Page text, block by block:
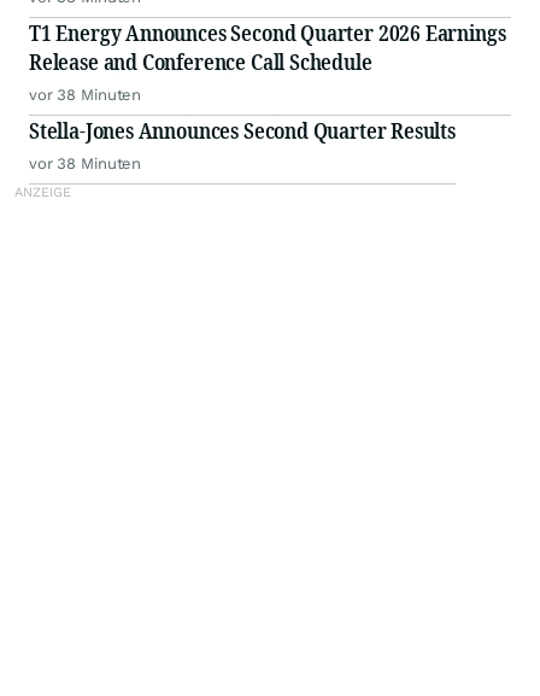
T1 Energy Announces Second Quarter 2026 Earnings
Release and Conference Call Schedule
vor 38 Minuten
Stella-Jones Announces Second Quarter Results
vor 38 Minuten